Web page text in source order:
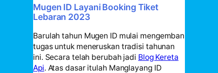
Mugen ID Layani Booking Tiket
Lebaran 2023
Barulah tahun Mugen ID mulai mengemban
tugas untuk meneruskan tradisi tahunan
ini. Secara telah berubah jadi Blog Kereta
Api. Atas dasar itulah Manglayang ID